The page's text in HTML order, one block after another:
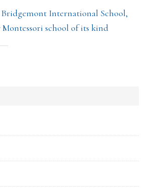
International School,
school of its kind